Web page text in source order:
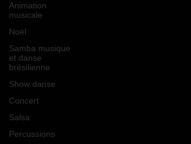
Animation
musicale
Noël
Samba musique
et danse
brésilienne
Show danse
Concert
Salsa
Percussions